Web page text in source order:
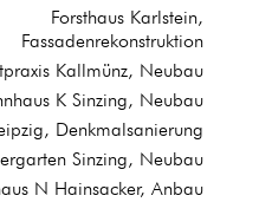
Forsthaus Karlstein,
Fassadenrekonstruktion
Kallmünz, Neubau
K Sinzing, Neubau
Denkmalsanierung
Sinzing, Neubau
N Hainsacker, Anbau